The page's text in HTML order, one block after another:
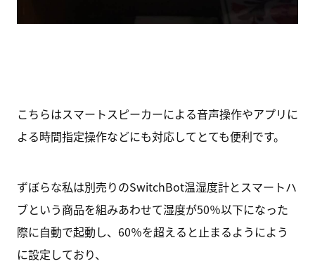
こちらはスマートスピーカーによる音声操作やアプリに
よる時間指定操作などにも対応してとても便利です。
ずぼらな私は別売りのSwitchBot温湿度計とスマートハ
ブという商品を組みあわせて湿度が50％以下になった
際に自動で起動し、60％を超えると止まるようによう
に設定しており、